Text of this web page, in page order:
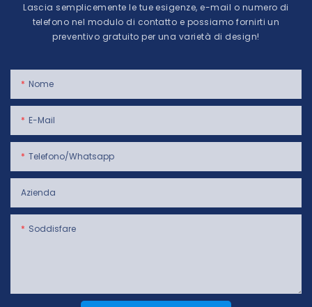
Lascia semplicemente le tue esigenze, e-mail o numero di
telefono nel modulo di contatto e possiamo fornirti un
preventivo gratuito per una varietà di design!
Nome
E-Mail
Telefono/whatsapp
Azienda
Soddisfare